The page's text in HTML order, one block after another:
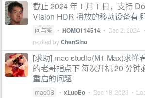
截止 2024 年 1 月 1 日，支持
Vision HDR 播放的移动设备有哪
问与答 • HOMO114514 • Dec 2, 2024
replied byChenSino
[求助] mac studio(M1 Max)求懂
的老哥指点下 每次开机 20 分钟
重启的问题
macOS • xLuoBo • Dec 18, 2023 •